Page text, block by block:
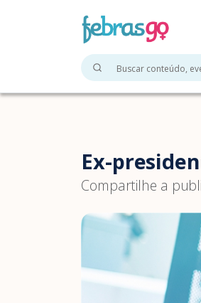
Ex-
Compartilhe a